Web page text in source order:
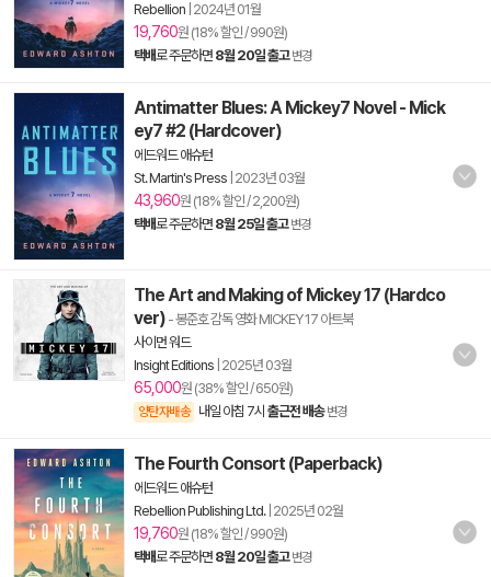
Rebellion 2024년 01월
19,760원 (18% 할인 / 990원)
택배로 주문하면 8월 20일 출고 변경
Antimatter Blues: A Mickey7 Novel - Mick
ey7 #2 (Hardcover)
에드워드 애슈턴
St. Martin's Press 2023년 03월
43,960원 (18% 할인 / 2,200원)
택배로 주문하면 8월 25일 출고 변경
The Art and Making of Mickey 17 (Hardco
ver) - 봉준호 감독 영화 MICKEY 17 아트북
사이먼 워드
Insight Editions 2025년 03월
65,000원 (38% 할인 / 650원)
양탄자배송 내일 아침 7시 출근전 배송 변경
The Fourth Consort (Paperback)
에드워드 애슈턴
Rebellion Publishing Ltd.| 2025년 02월
19,760원 (18% 할인 / 990원)
택배로 주문하면 8월 20일 출고 변경